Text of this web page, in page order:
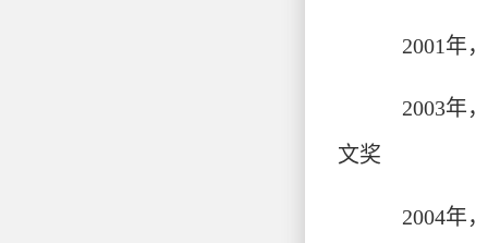
2001年
2003年
文奖
2004年